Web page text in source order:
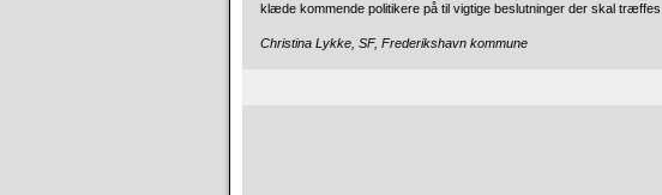
klæde kommende politikere på til vigtige beslutninger der skal træffes.
Christina Lykke, SF, Frederikshavn kommune